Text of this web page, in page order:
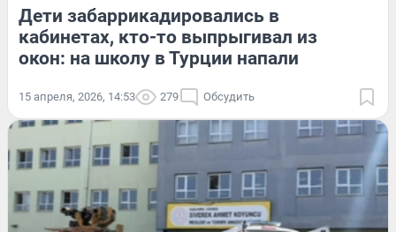
Дети забаррикадировались в
кабинетах, кто-то выпрыгивал из
окон: на школу в Турции напали
15 апреля, 2026, 14:53 279 Обсудить